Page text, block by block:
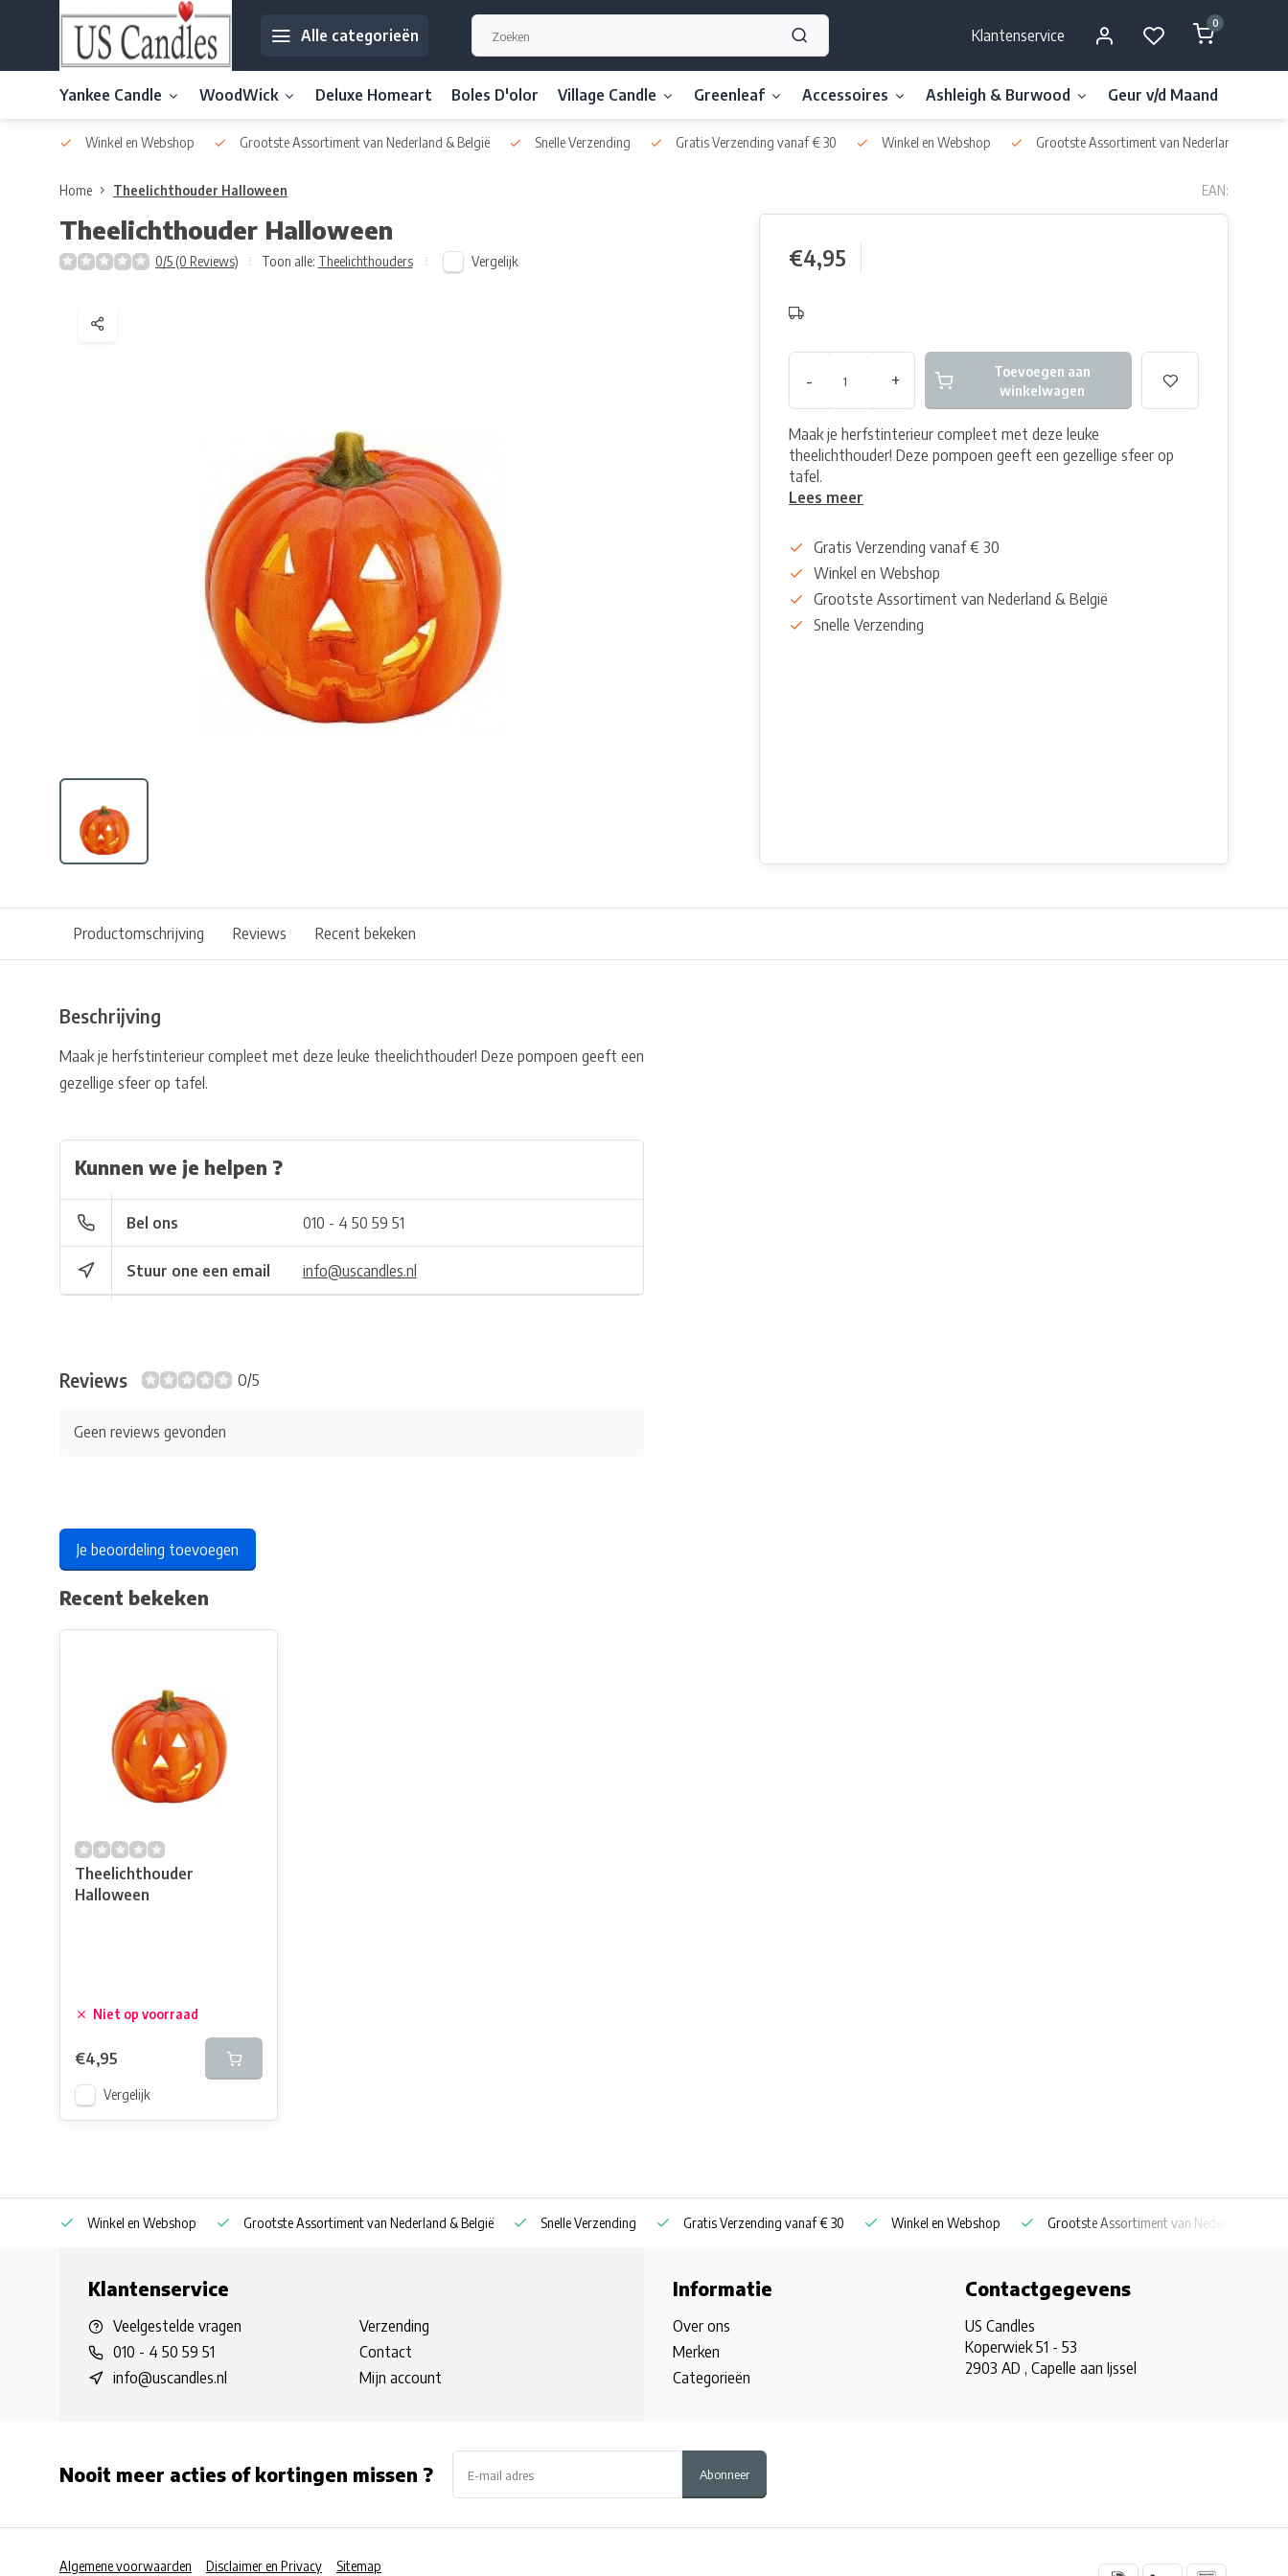
Alle categorieën Klantenservice
0
Yankee Candle WoodWick Deluxe Homeart Boles D'olor Village Candle Greenleaf Accessoires Ashleigh & Burwood Geur v/d Maand
Winkel en Webshop Grootste Assortiment van Nederland & België Snelle Verzending Gratis Verzending vanaf € 30 Winkel en Webshop Grootste Assortiment van Nederland & België
Home Theelichthouder Halloween EAN:
Theelichthouder Halloween
0/5 (0 Reviews) Toon alle: Theelichthouders Vergelijk €4,95
- +
Toevoegen aan
winkelwagen
Maak je herfstinterieur compleet met deze leuke
theelichthouder! Deze pompoen geeft een gezellige sfeer op
tafel.
Lees meer
Gratis Verzending vanaf € 30
Winkel en Webshop
Grootste Assortiment van Nederland & België
Snelle Verzending
Productomschrijving Reviews Recent bekeken
Beschrijving
Maak je herfstinterieur compleet met deze leuke theelichthouder! Deze pompoen geeft een
gezellige sfeer op tafel.
Kunnen we je helpen ?
Bel ons 010 - 4 50 59 51
Stuur one een email info@uscandles.nl
Reviews 0/5
Geen reviews gevonden
Je beoordeling toevoegen
Recent bekeken
Theelichthouder
Halloween
Niet op voorraad
€4,95
Vergelijk
Winkel en Webshop Grootste Assortiment van Nederland & België Snelle Verzending Gratis Verzending vanaf € 30 Winkel en Webshop Grootste Assortiment van Nederland &
Klantenservice
Veelgestelde vragen
010 - 4 50 59 51
info@uscandles.nl
Verzending
Contact
Mijn account
Informatie
Over ons
Merken
Categorieën
Contactgegevens
US Candles
Koperwiek 51 - 53
2903 AD , Capelle aan Ijssel
Nooit meer acties of kortingen missen ? Abonneer
Algemene voorwaarden Disclaimer en Privacy Sitemap